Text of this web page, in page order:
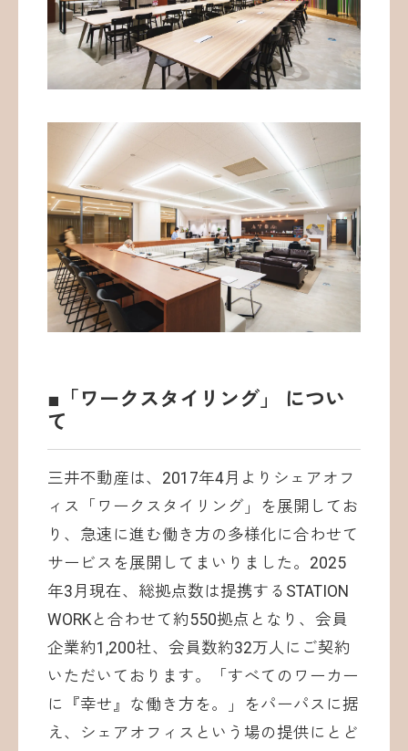
■「ワークスタイリング」 につい
て
三井不動産は、2017年4月よりシェアオフ
ィス「ワークスタイリング」を展開してお
り、急速に進む働き方の多様化に合わせて
サービスを展開してまいりました。2025
年3月現在、総拠点数は提携するSTATION
WORKと合わせて約550拠点となり、会員
企業約1,200社、会員数約32万人にご契約
いただいております。「すべてのワーカー
に『幸せ』な働き方を。」をパーパスに据
え、シェアオフィスという場の提供にとど